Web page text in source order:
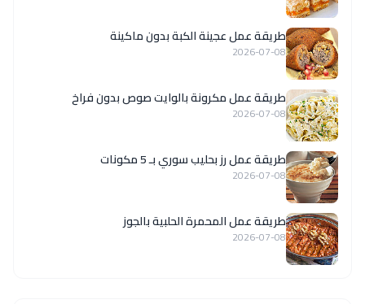
طريقة عمل عجينة الكبة بدون ماكينة
2026-07-08
طريقة عمل مكرونة بالوايت صوص بدون فراخ
2026-07-08
طريقة عمل رز بحليب سوري بـ 5 مكونات
2026-07-08
طريقة عمل المحمرة الحلبية بالجوز
2026-07-08